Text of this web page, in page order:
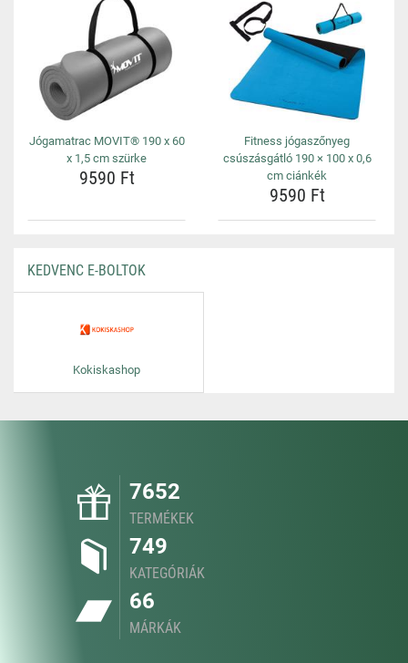
Jógamatrac MOVIT® 190 x 60
x 1,5 cm szürke
9590 Ft
Fitness jógaszőnyeg
csúszásgátló 190 × 100 x 0,6
cm ciánkék
9590 Ft
KEDVENC E-BOLTOK
Kokiskashop
7652
TERMÉKEK
749
KATEGÓRIÁK
66
MÁRKÁK